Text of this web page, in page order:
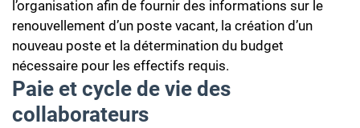
l’organisation afin de fournir des informations sur le
renouvellement d’un poste vacant, la création d’un
nouveau poste et la détermination du budget
nécessaire pour les effectifs requis.
Paie et cycle de vie des
collaborateurs